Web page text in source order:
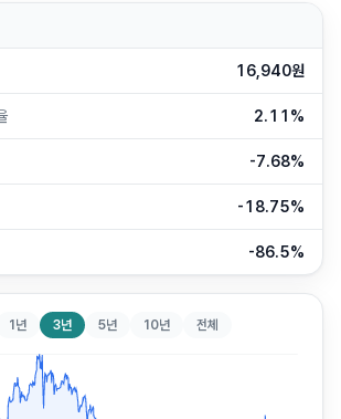
16,940원
2.11%
-7.68%
-18.75%
-86.5%
1년 3년 5년 10년 전체